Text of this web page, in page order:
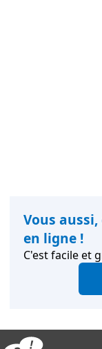
Vous
en ligne !
C'est facile et